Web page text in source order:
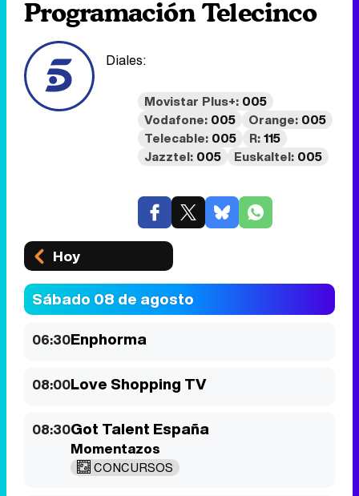
Programación Telecinco
Diales:
Movistar Plus+: 005
Vodafone: 005 Orange: 005
Telecable: 005 R:115
Jazztel: 005 Euskaltel: 005
Hoy
Sábado 08 de agosto
06:30Enphorma
08:00Love Shopping TV
08:30Got Talent España
Momentazos
CONCURSOS